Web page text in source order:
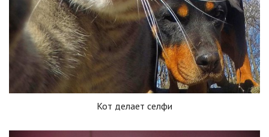
Кот делает селфи